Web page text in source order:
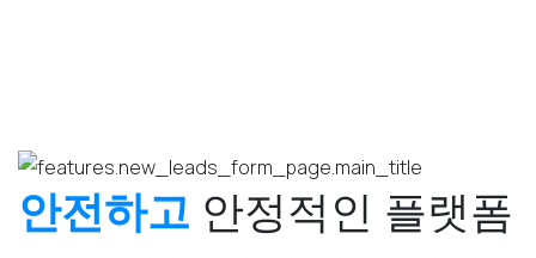
안전하고 안정적인 플랫폼